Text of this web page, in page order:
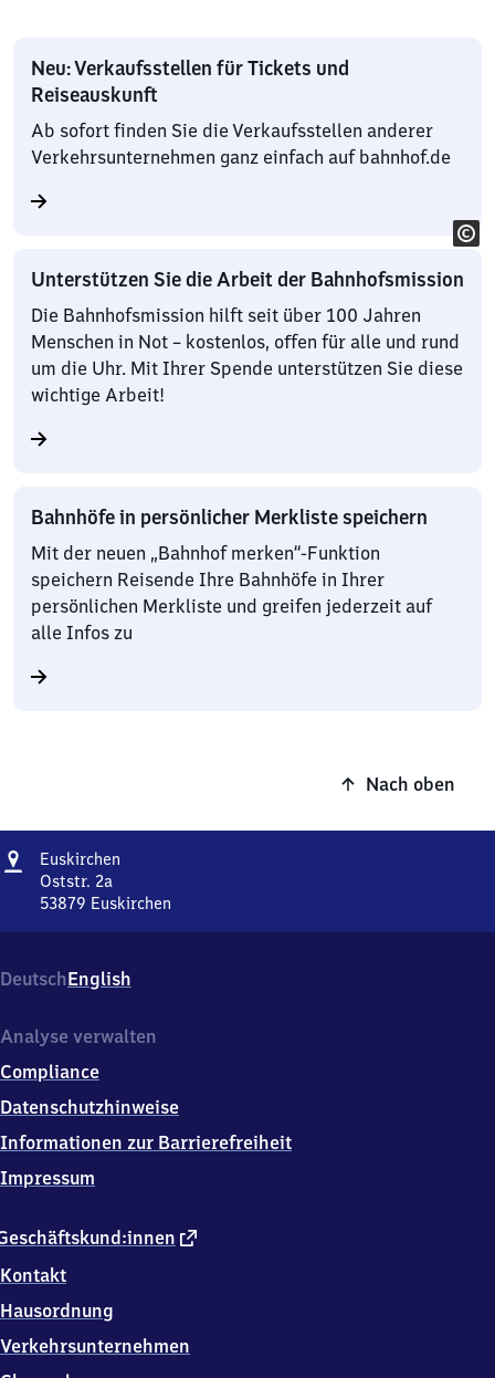
Neu: Verkaufsstellen für Tickets und
Reiseauskunft
Ab sofort finden Sie die Verkaufsstellen anderer
Verkehrsunternehmen ganz einfach auf bahnhof.de
Unterstützen Sie die Arbeit der Bahnhofsmission
Die Bahnhofsmission hilft seit über 100 Jahren
Menschen in Not – kostenlos, offen für alle und rund
um die Uhr. Mit Ihrer Spende unterstützen Sie diese
wichtige Arbeit!
Bahnhöfe in persönlicher Merkliste speichern
Mit der neuen „Bahnhof merken“-Funktion
speichern Reisende Ihre Bahnhöfe in Ihrer
persönlichen Merkliste und greifen jederzeit auf
alle Infos zu
Nach oben
Adresse
Euskirchen
Oststr. 2a
53879 Euskirchen
2a,
5
8
9
Euskirchen
DeutschEnglish
externer
Kontakt
Hausordnung
Verkehrsunternehmen
Analyse verwalten
Compliance
Datenschutzhinweise
Informationen zur Barrierefreiheit
Impressum